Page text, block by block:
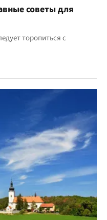
советы для
торопиться с